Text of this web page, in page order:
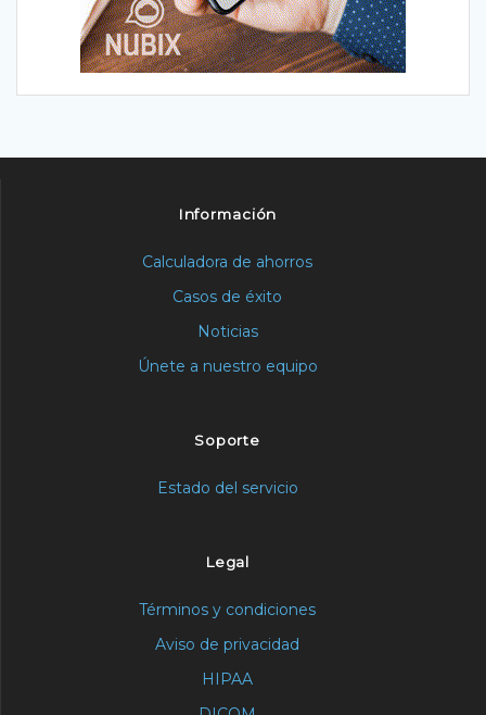
Información
Calculadora de ahorros
Casos de éxito
Noticias
Únete a nuestro equipo
Soporte
Estado del servicio
Legal
Términos y condiciones
Aviso de privacidad
HIPAA